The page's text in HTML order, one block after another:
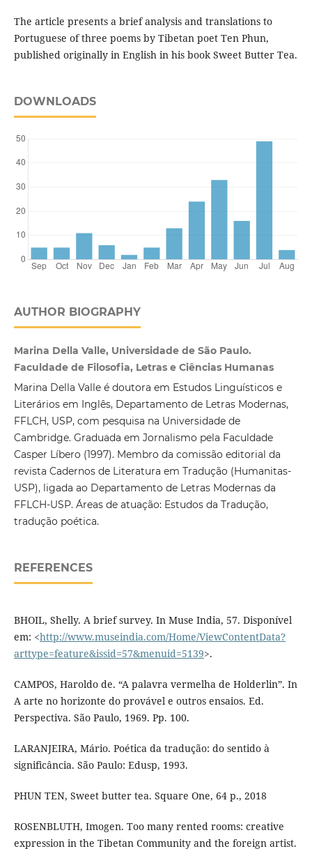
The article presents a brief analysis and translations to
Portuguese of three poems by Tibetan poet Ten Phun,
published originally in English in his book Sweet Butter Tea.
DOWNLOADS
AUTHOR BIOGRAPHY
Marina Della Valle, Universidade de São Paulo.
Faculdade de Filosofia, Letras e Ciências Humanas
Marina Della Valle é doutora em Estudos Linguísticos e
Literários em Inglês, Departamento de Letras Modernas,
FFLCH, USP, com pesquisa na Universidade de
Cambridge. Graduada em Jornalismo pela Faculdade
Casper Líbero (1997). Membro da comissão editorial da
revista Cadernos de Literatura em Tradução (Humanitas-
USP), ligada ao Departamento de Letras Modernas da
FFLCH-USP. Áreas de atuação: Estudos da Tradução,
tradução poética.
REFERENCES
BHOIL, Shelly. A brief survey. In Muse India, 57. Disponível
em: <http://www.museindia.com/Home/ViewContentData?
arttype=feature&issid=57&menuid=5139>.
CAMPOS, Haroldo de. “A palavra vermelha de Holderlin”. In
A arte no horizonte do provável e outros ensaios. Ed.
Perspectiva. São Paulo, 1969. Pp. 100.
LARANJEIRA, Mário. Poética da tradução: do sentido à
significância. São Paulo: Edusp, 1993.
PHUN TEN, Sweet butter tea. Square One, 64 p., 2018
ROSENBLUTH, Imogen. Too many rented rooms: creative
expression in the Tibetan Community and the foreign artist.